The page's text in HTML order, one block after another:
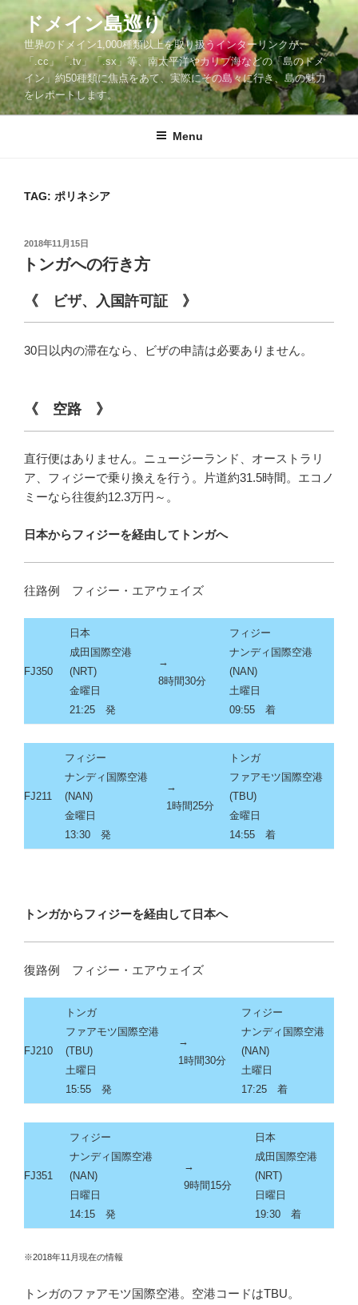
content
ドメイン島巡り
世界のドメイン1,000種類以上を取り扱うインターリンクが、
「.cc」「.tv」「.sx」等、南太平洋やカリブ海などの「島のドメ
イン」約50種類に焦点をあて、実際にその島々に行き、島の魅力
をレポートします。
Menu
TAG: ポリネシア
POSTED
ON
2018年11月15日
トンガへの行き方
《 ビザ、入国許可証 》
30日以内の滞在なら、ビザの申請は必要ありません。
《 空路 》
直行便はありません。ニュージーランド、オーストラリ
ア、フィジーで乗り換えを行う。片道約31.5時間。エコノ
ミーなら往復約12.3万円～。
日本からフィジーを経由してトンガへ
往路例 フィジー・エアウェイズ
FJ350
日本
成田国際空港
(NRT)
金曜日
21:25 発
→
8時間30分
フィジー
ナンディ国際空港
(NAN)
土曜日
09:55 着
FJ211
フィジー
ナンディ国際空港
(NAN)
金曜日
13:30 発
→
1時間25分
トンガ
ファアモツ国際空港
(TBU)
金曜日
14:55 着
トンガからフィジーを経由して日本へ
復路例 フィジー・エアウェイズ
FJ210
トンガ
ファアモツ国際空港
(TBU)
土曜日
15:55 発
→
1時間30分
フィジー
ナンディ国際空港
(NAN)
土曜日
17:25 着
FJ351
フィジー
ナンディ国際空港
(NAN)
日曜日
14:15 発
→
9時間15分
日本
成田国際空港
(NRT)
日曜日
19:30 着
※2018年11月現在の情報
トンガのファアモツ国際空港。空港コードはTBU。